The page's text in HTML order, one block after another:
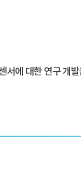
에 대한 연구 개